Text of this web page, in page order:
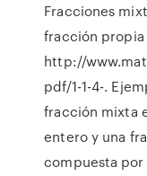
Fracciones
fracción propia
http://
pdf/1-1-4-.
fracción mixta
entero y una
compuesta por